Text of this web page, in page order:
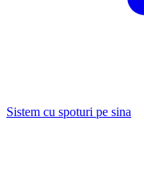
Sistem cu spoturi pe sina